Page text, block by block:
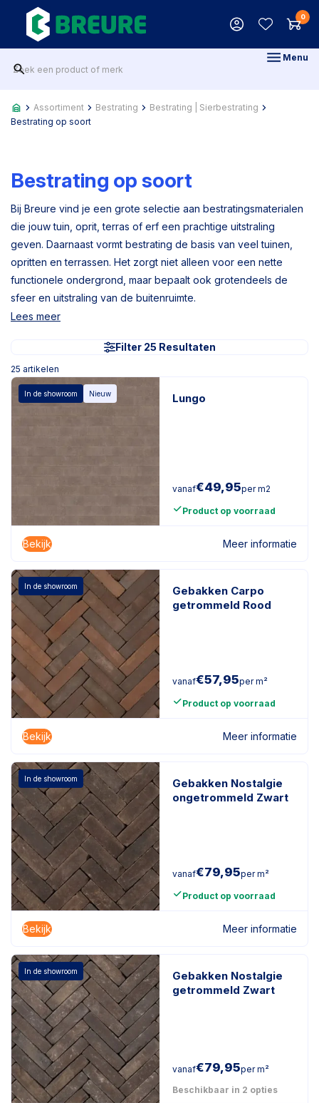
0
Menu
Assortiment Bestrating
Bestrating | Sierbestrating
Bestrating op soort
Bestrating op soort
Bij Breure vind je een grote selectie aan bestratingsmaterialen
die jouw tuin, oprit, terras of erf een prachtige uitstraling
geven. Daarnaast vormt bestrating de basis van veel tuinen,
opritten en terrassen. Het zorgt niet alleen voor een nette
functionele ondergrond, maar bepaalt ook grotendeels de
sfeer en uitstraling van de buitenruimte.
Lees meer
Filter 25 Resultaten
25 artikelen
In de showroom Nieuw Lungo
vanaf€49,95per m2
Product op voorraad
Bekijk Meer informatie
In de showroom
Gebakken Carpo
getrommeld Rood
vanaf€57,95per m²
Product op voorraad
Bekijk Meer informatie
In de showroom
Gebakken Nostalgie
ongetrommeld Zwart
vanaf€79,95per m²
Product op voorraad
Bekijk Meer informatie
In de showroom
Gebakken Nostalgie
getrommeld Zwart
vanaf€79,95per m²
Beschikbaar in 2 opties